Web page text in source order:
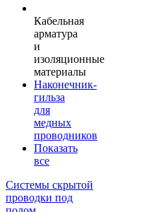
Кабельная
арматура
и
изоляционные
материалы
Наконечник-
гильза
для
медных
проводников
Показать
все
Системы скрытой
проводки под